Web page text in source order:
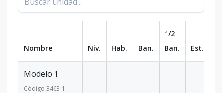
Nombre Niv. Hab. Ban.
1/2
Ban.
Est.
Modelo 1
Código 3463-1
- - - - -